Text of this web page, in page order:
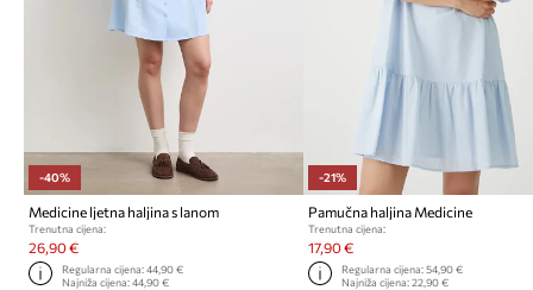
-40%
Medicine ljetna haljina s lanom
Trenutna cijena:
26,90 €
Regularna cijena:44,90 €
Najniža cijena:44,90 €
-21%
Pamučna haljina Medicine
Trenutna cijena:
17,90 €
Regularna cijena: 54,90 €
Najniža cijena: 22,90 €